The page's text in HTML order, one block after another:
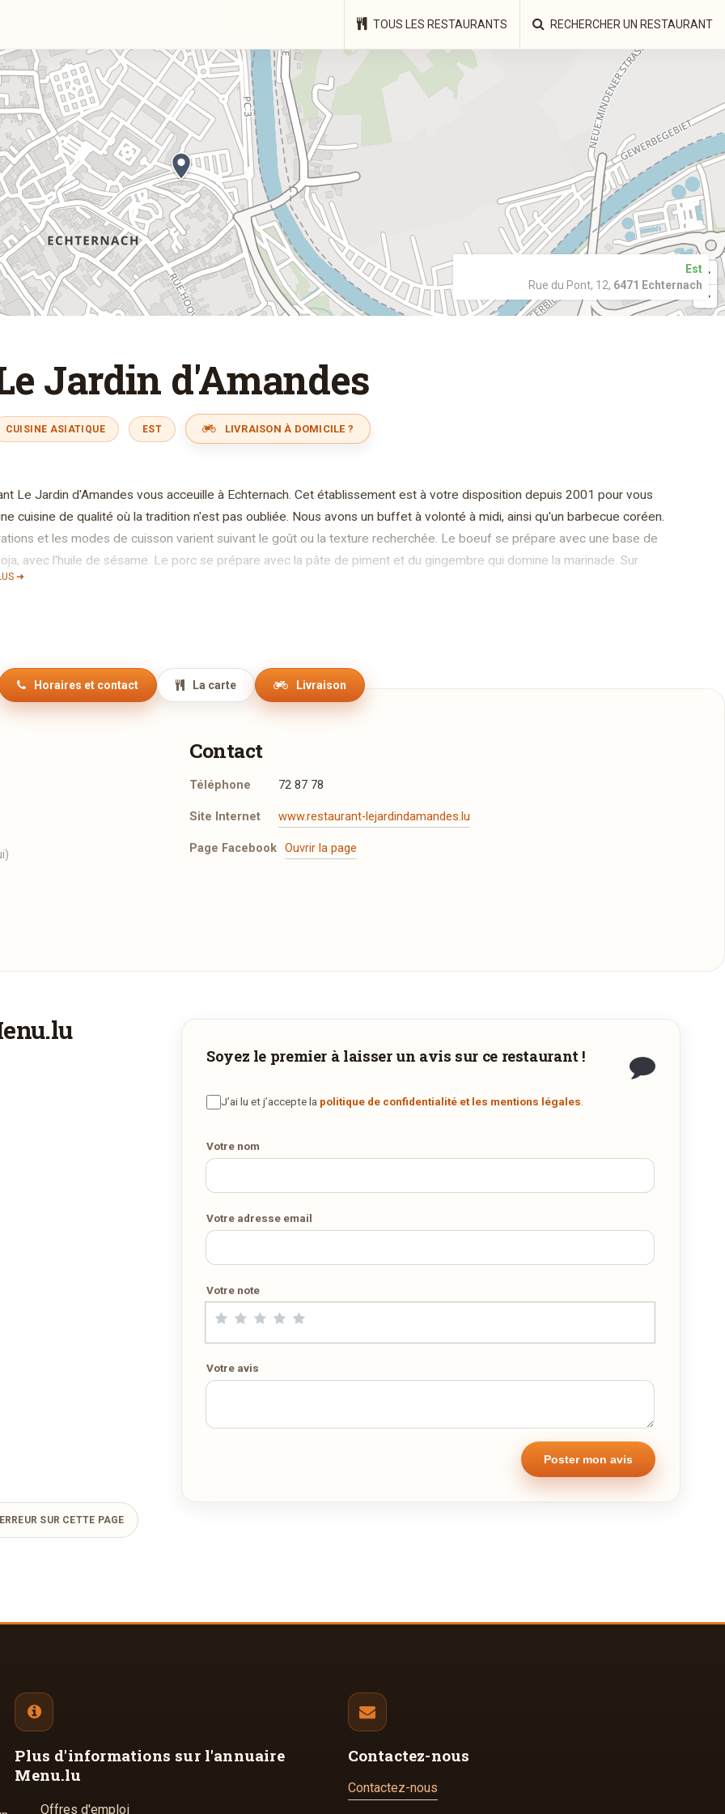
TOUS LES RESTAURANTS RECHERCHER UN RESTAURANT
Est
Rue du Pont, 12, 6471 Echternach
Jardin d'Amandes
CUISINE ASIATIQUE EST LIVRAISON À DOMICILE ?
➜
Le Jardin d'Amandes vous acceuille à Echternach. Cet établissement est à votre disposition depuis 2001 pour vous
cuisine de qualité où la tradition n'est pas oubliée. Nous avons un buffet à volonté à midi, ainsi qu'un barbecue coréen.
et les modes de cuisson varient suivant le goût ou la texture recherchée. Le boeuf se prépare avec une base de
avec l'huile de sésame. Le porc se prépare avec la pâte de piment et du gingembre qui domine la marinade. Sur
nous pouvons également vous préparer des sushis. Tous nos plats sont à emporter. Nous offrons maintenant un service
Horaires et contact La carte Livraison
Contact
Téléphone 72 87 78
Site Internet www.restaurant-lejardindamandes.lu
Page Facebook Ouvrir la page
Vous aimeriez être livré ?
plats à la maison ? Ce restaurant ne propose pas encore la livraison
et être livré chez vous !
DÉCOUVRIR LA LIVRAISON SUR WEDELY.COM
DES MILLIERS DE PLATS LIVRÉS AU LUXEMBOURG
Soyez le premier à laisser un avis sur ce restaurant !
J’ai lu et j’accepte la politique de confidentialité et les mentions légales
Votre nom
Votre adresse email
Votre note
Votre avis
SUR CETTE PAGE
Plus d'informations sur l'annuaire
Menu.lu
Offres d'emploi
Contactez-nous
Contactez-nous